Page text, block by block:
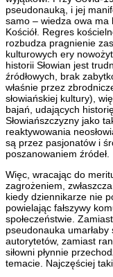
pseudonauką, i jej
samo – wiedza owa ma
Kościół. Regres
rozbudza pragnienie
kulturowych ery
historii Słowian jest
źródłowych, brak
właśnie przez
słowiańskiej kultury),
bajań, udających
Słowiańszczyzny jako
reaktywowania
są przez pasjonatów i
poszanowaniem źródeł.
Więc, wracając do
zagrożeniem,
kiedy dziennikarze nie
powielając fałszywy
społeczeństwie.
pseudonauka
autorytetów, zamiast
siłowni płynnie
temacie. Najczęściej